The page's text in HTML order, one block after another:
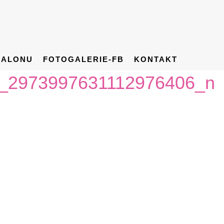
FOTOGALERIE-FB KONTAKT